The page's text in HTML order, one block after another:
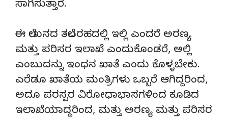
ಸಾಗಿಸುತ್ತಾರೆ.
ಈ ಲೇಖನದ ತಲೆಬರಹದಲ್ಲಿ ಇಲ್ಲಿ ಎಂದರೆ ಅರಣ್ಯ
ಮತ್ತು ಪರಿಸರ ಇಲಾಖೆ ಎಂದುಕೊಂಡರೆ, ಅಲ್ಲಿ
ಎಂಬುದನ್ನು ಇಂಧನ ಖಾತೆ ಎಂದು ಕೊಳ್ಳಬೇಕು.
ಎರೆಡೂ ಖಾತೆಯ ಮಂತ್ರಿಗಳು ಒಬ್ಬರೆ ಆಗಿದ್ದರಿಂದ,
ಅದೂ ಪರಸ್ಪರ ವಿರೋಧಾಭಾಸಗಳಿಂದ ಕೂಡಿದ
ಇಲಾಖೆಯಾದ್ದರಿಂದ, ಮತ್ತು ಅರಣ್ಯ ಮತ್ತು ಪರಿಸರ